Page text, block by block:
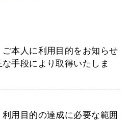
本人に利用目的をお知らせ
手段により取得いたしま
用目的の達成に必要な範囲